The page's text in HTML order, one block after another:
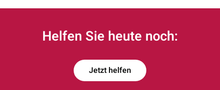
Helfen Sie heute noch:
Jetzt helfen